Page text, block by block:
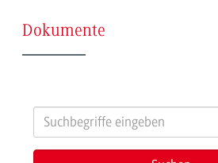
Dokumente